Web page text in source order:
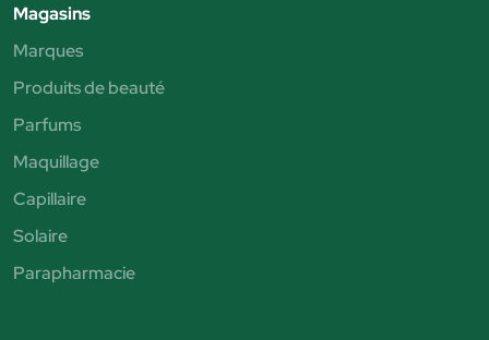
Magasins
Marques
Produits de beauté
Parfums
Maquillage
Capillaire
Solaire
Parapharmacie